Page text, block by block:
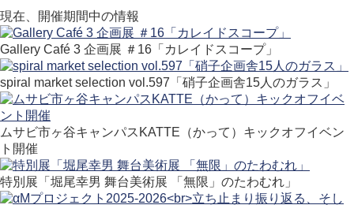
現在、開催期間中の情報
Gallery Café 3 企画展 ＃16「カレイドスコープ」
spiral market selection vol.597「硝子企画舎15人のガラス」
ムサビ市ヶ谷キャンパスKATTE（かって）キックオフイベン
ト開催
特別展「堀尾幸男 舞台美術展 「無限」のたわむれ」